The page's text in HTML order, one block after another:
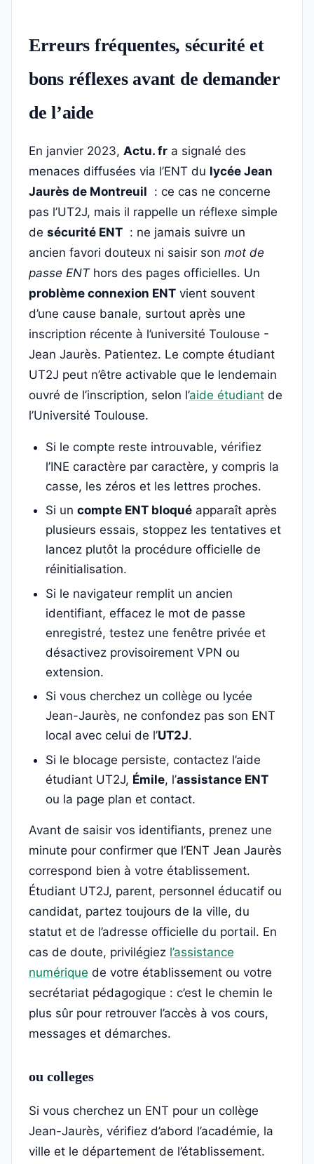
Erreurs fréquentes, sécurité et
bons réflexes avant de demander
de l’aide
En janvier 2023, Actu. fr a signalé des
menaces diffusées via l’ENT du lycée Jean
Jaurès de Montreuil : ce cas ne concerne
pas l’UT2J, mais il rappelle un réflexe simple
de sécurité ENT : ne jamais suivre un
ancien favori douteux ni saisir son mot de
passe ENThors des pages officielles. Un
problème connexion ENT vient souvent
d’une cause banale, surtout après une
inscription récente à l’université Toulouse -
Jean Jaurès. Patientez. Le compte étudiant
UT2J peut n’être activable que le lendemain
ouvré de l’inscription, selon l’aide étudiant de
l’Université Toulouse.
Si le compte reste introuvable, vérifiez
l’INE caractère par caractère, y compris la
casse, les zéros et les lettres proches.
Si un compte ENT bloqué apparaît après
plusieurs essais, stoppez les tentatives et
lancez plutôt la procédure officielle de
réinitialisation.
Si le navigateur remplit un ancien
identifiant, effacez le mot de passe
enregistré, testez une fenêtre privée et
désactivez provisoirement VPN ou
extension.
Si vous cherchez un collège ou lycée
Jean-Jaurès, ne confondez pas son ENT
local avec celui de l’UT2J.
Si le blocage persiste, contactez l’aide
étudiant UT2J, Émile, l’assistance ENT
ou la page plan et contact.
Avant de saisir vos identifiants, prenez une
minute pour confirmer que l’ENT Jean Jaurès
correspond bien à votre établissement.
Étudiant UT2J, parent, personnel éducatif ou
candidat, partez toujours de la ville, du
statut et de l’adresse officielle du portail. En
cas de doute, privilégiez l’assistance
numérique de votre établissement ou votre
secrétariat pédagogique : c’est le chemin le
plus sûr pour retrouver l’accès à vos cours,
messages et démarches.
ou colleges
Si vous cherchez un ENT pour un collège
Jean-Jaurès, vérifiez d’abord l’académie, la
ville et le département de l’établissement.